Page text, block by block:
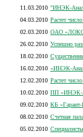
11.03.2010 "ИНЭК-
04.03.2010 Растет
02.03.2010 ОАО «ЛОКО-
26.02.2010 Успешно
18.02.2010
16.02.2010 «ИНЭК-
12.02.2010 Растет
10.02.2010 ПП «ИНЭК-
09.02.2010 КБ «Гарант-
08.02.2010 Счетная
05.02.2010